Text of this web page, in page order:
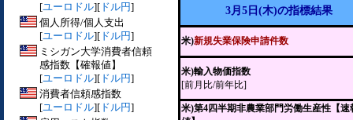
[ユーロドル][ ドル円]
個人所得/個人支出
[ユーロドル][ ドル円]
ミシガン大学消費者信頼
感指数【確報値】
[ユーロドル][ ドル円]
消費者信頼感指数
[ユーロドル][ ドル円]
3月5日(木)の指標結果
米)新規失業保険申請件数
米)輸入物価指数
[前月比/前年比]
米)第4四半期非農業部門労働生産性【速